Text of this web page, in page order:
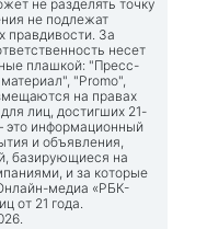
не разделять точку
не подлежат
За
несет
плашкой: "Пресс-
"Promo",
на правах
лиц, достигших 21-
это информационный
и объявления,
базирующиеся на
и за которые
медиа «РБК-
от 21 года.